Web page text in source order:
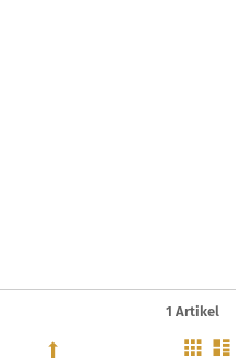
1 Artikel
Gitter